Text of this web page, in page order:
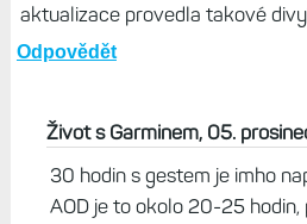
aktualizace provedla takové
Odpovědět
Život s Garminem, 05.
30 hodin s gestem je imho
AOD je to okolo 20-25 hodin,